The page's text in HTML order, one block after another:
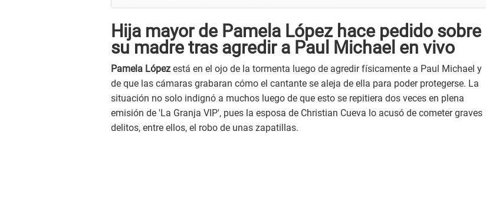
Hija mayor de Pamela López hace pedido sobre
su madre tras agredir a Paul Michael en vivo
Pamela López está en el ojo de la tormenta luego de agredir físicamente a Paul Michael y
de que las cámaras grabaran cómo el cantante se aleja de ella para poder protegerse. La
situación no solo indignó a muchos luego de que esto se repitiera dos veces en plena
emisión de 'La Granja VIP', pues la esposa de Christian Cueva lo acusó de cometer graves
delitos, entre ellos, el robo de unas zapatillas.